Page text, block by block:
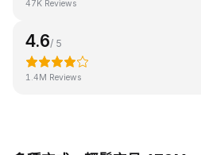
47K Reviews
4.6/ 5
1.4M Reviews